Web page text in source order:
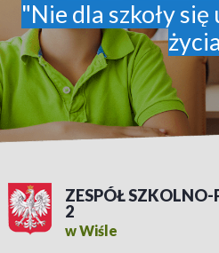
"Nie dla szkoły się
ZESPÓŁ
2
w Wiśle